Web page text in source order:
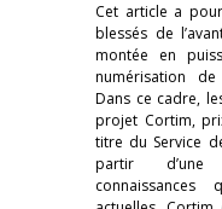
Cet article a
blessés de
montée en
numérisation
Dans ce cadre,
projet Cortim,
titre du Service
partir d’une
connaissances